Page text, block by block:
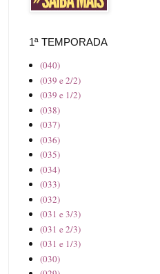
1ª TEMPORADA
(040)
(039 e 2/2)
(039 e 1/2)
(038)
(037)
(036)
(035)
(034)
(033)
(032)
(031 e 3/3)
(031 e 2/3)
(031 e 1/3)
(030)